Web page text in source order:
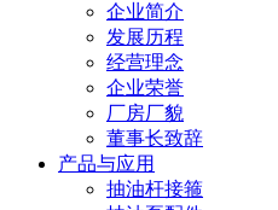
企业简介
发展历程
经营理念
企业荣誉
厂房厂貌
董事长致辞
产品与应用
抽油杆接箍